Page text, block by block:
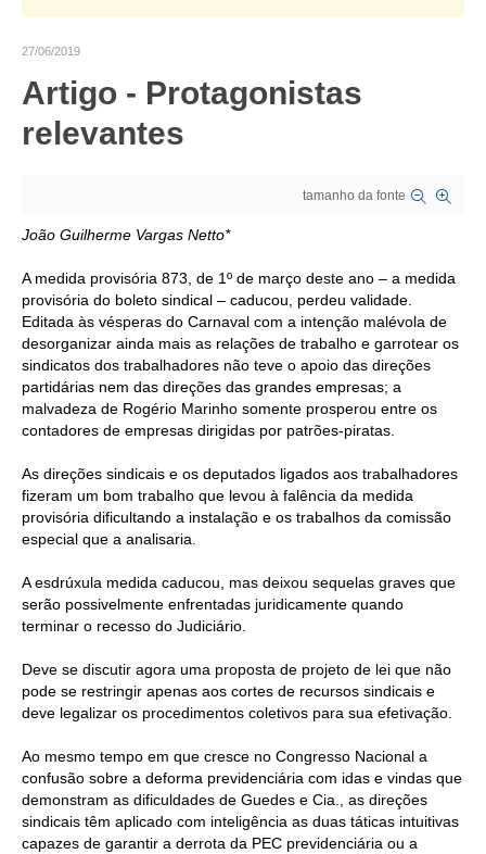
ORGANOGRAMA
CRESCE BRASIL
CONSELHO TECNOLÓGICO
PERSONALIDADES DA TECNOLOGIA
NÚCLEO DA MULHER ENGENHEIRA
TRANSPARÊNCIA
CONSULTORIA
ACORDOS, CONVENÇÕES E DISSÍDIOS
CONTRIBUIÇÕES
CONTRIBUIÇÃO ASSISTENCIAL
CONTRIBUIÇÃO ASSOCIATIVA OU ANUIDADE DE SÓCIO
CONTRIBUIÇÃO SINDICAL URBANA
REVISÃO DE APOSENTADORIA
FGTS EXPURGOS
FGTS CORREÇÃO
27/06/2019
Artigo - Protagonistas
relevantes
tamanho da fonte
João Guilherme Vargas Netto*
A medida provisória 873, de 1º de março deste ano – a medida
provisória do boleto sindical – caducou, perdeu validade.
Editada às vésperas do Carnaval com a intenção malévola de
desorganizar ainda mais as relações de trabalho e garrotear os
sindicatos dos trabalhadores não teve o apoio das direções
partidárias nem das direções das grandes empresas; a
malvadeza de Rogério Marinho somente prosperou entre os
contadores de empresas dirigidas por patrões-piratas.
As direções sindicais e os deputados ligados aos trabalhadores
fizeram um bom trabalho que levou à falência da medida
provisória dificultando a instalação e os trabalhos da comissão
especial que a analisaria.
A esdrúxula medida caducou, mas deixou sequelas graves que
serão possivelmente enfrentadas juridicamente quando
terminar o recesso do Judiciário.
Deve se discutir agora uma proposta de projeto de lei que não
pode se restringir apenas aos cortes de recursos sindicais e
deve legalizar os procedimentos coletivos para sua efetivação.
Ao mesmo tempo em que cresce no Congresso Nacional a
confusão sobre a deforma previdenciária com idas e vindas que
demonstram as dificuldades de Guedes e Cia., as direções
sindicais têm aplicado com inteligência as duas táticas intuitivas
capazes de garantir a derrota da PEC previdenciária ou a